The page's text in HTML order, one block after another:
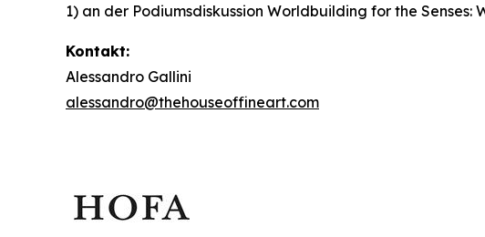
1) an der Podiumsdiskussion Worldbuilding for the Senses:
Kontakt:
Alessandro Gallini
alessandro@thehouseoffineart.com